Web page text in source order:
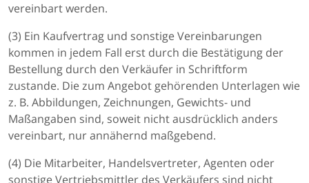
vereinbart werden.
(3) Ein Kaufvertrag und sonstige Vereinbarungen
kommen in jedem Fall erst durch die Bestätigung der
Bestellung durch den Verkäufer in Schriftform
zustande. Die zum Angebot gehörenden Unterlagen wie
z. B. Abbildungen, Zeichnungen, Gewichts- und
Maßangaben sind, soweit nicht ausdrücklich anders
vereinbart, nur annähernd maßgebend.
(4) Die Mitarbeiter, Handelsvertreter, Agenten oder
sonstige Vertriebsmittler des Verkäufers sind nicht